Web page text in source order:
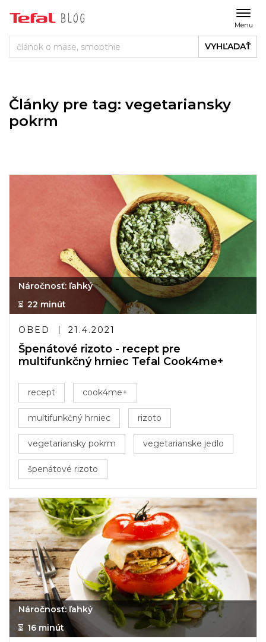
Menu
VYHĽADAŤ
Články pre tag: vegetariansky
pokrm
Náročnosť: ľahký
22 minút
OBED 21.4.2021
Špenátové rizoto - recept pre
multifunkčný hrniec Tefal Cook4me+
recept cook4me+
multifunkčný hrniec rizoto
vegetariansky pokrm vegetarianske jedlo
špenátové rizoto
Náročnosť: ľahký
16 minút